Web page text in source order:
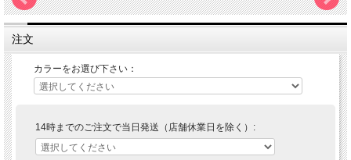
注文
カラーをお選び下さい：
14時までのご注文で当日発送（店舗休業日を除く）: